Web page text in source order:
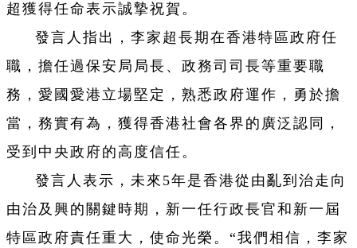
超獲得任命表示誠摯祝賀。
發言人指出，李家超長期在香港特區政府任
職，擔任過保安局局長、政務司司長等重要職
務，愛國愛港立場堅定，熟悉政府運作，勇於擔
當，務實有為，獲得香港社會各界的廣泛認同，
受到中央政府的高度信任。
發言人表示，未來5年是香港從由亂到治走向
由治及興的關鍵時期，新一任行政長官和新一屆
特區政府責任重大，使命光榮。“我們相信，李家